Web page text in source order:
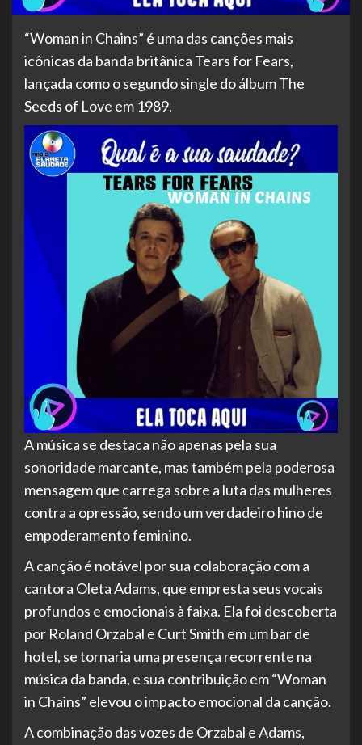
“Woman in Chains” é uma das canções mais
icônicas da banda britânica Tears for Fears,
lançada como o segundo single do álbum The
Seeds of Love em 1989.
A música se destaca não apenas pela sua
sonoridade marcante, mas também pela poderosa
mensagem que carrega sobre a luta das mulheres
contra a opressão, sendo um verdadeiro hino de
empoderamento feminino.
A canção é notável por sua colaboração com a
cantora Oleta Adams, que empresta seus vocais
profundos e emocionais à faixa. Ela foi descoberta
por Roland Orzabal e Curt Smith em um bar de
hotel, se tornaria uma presença recorrente na
música da banda, e sua contribuição em “Woman
in Chains” elevou o impacto emocional da canção.
A combinação das vozes de Orzabal e Adams,